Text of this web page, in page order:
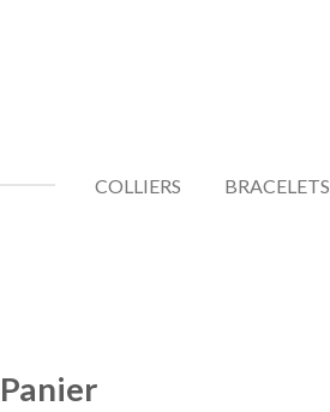
COLLIERS BRACELETS
Panier